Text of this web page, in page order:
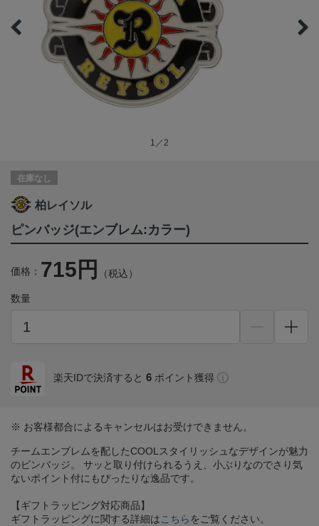
1／2
在庫なし
柏レイソル
ピンバッジ(エンブレム:カラー)
価格： 715円 （税込）
数量
楽天IDで決済すると 6 ポイント獲得
※ お客様都合によるキャンセルはお受けできません。
チームエンブレムを配したCOOLスタイリッシュなデザインが魅力
のピンバッジ。 サッと取り付けられるうえ、小ぶりなのでさり気
ないポイント付にもぴったりな逸品です。
【ギフトラッピング対応商品】
ギフトラッピングに関する詳細は こちら をご覧ください。